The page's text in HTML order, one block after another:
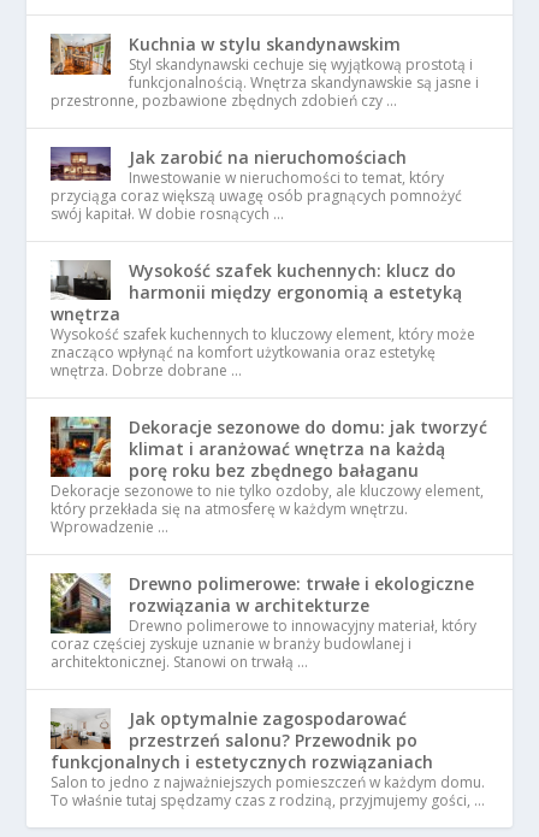
Kuchnia w stylu skandynawskim
Styl skandynawski cechuje się wyjątkową prostotą i
funkcjonalnością. Wnętrza skandynawskie są jasne i
przestronne, pozbawione zbędnych zdobień czy …
Jak zarobić na nieruchomościach
Inwestowanie w nieruchomości to temat, który
przyciąga coraz większą uwagę osób pragnących pomnożyć
swój kapitał. W dobie rosnących …
Wysokość szafek kuchennych: klucz do
harmonii między ergonomią a estetyką
wnętrza
Wysokość szafek kuchennych to kluczowy element, który może
znacząco wpłynąć na komfort użytkowania oraz estetykę
wnętrza. Dobrze dobrane …
Dekoracje sezonowe do domu: jak tworzyć
klimat i aranżować wnętrza na każdą
porę roku bez zbędnego bałaganu
Dekoracje sezonowe to nie tylko ozdoby, ale kluczowy element,
który przekłada się na atmosferę w każdym wnętrzu.
Wprowadzenie …
Drewno polimerowe: trwałe i ekologiczne
rozwiązania w architekturze
Drewno polimerowe to innowacyjny materiał, który
coraz częściej zyskuje uznanie w branży budowlanej i
architektonicznej. Stanowi on trwałą …
Jak optymalnie zagospodarować
przestrzeń salonu? Przewodnik po
funkcjonalnych i estetycznych rozwiązaniach
Salon to jedno z najważniejszych pomieszczeń w każdym domu.
To właśnie tutaj spędzamy czas z rodziną, przyjmujemy gości, …